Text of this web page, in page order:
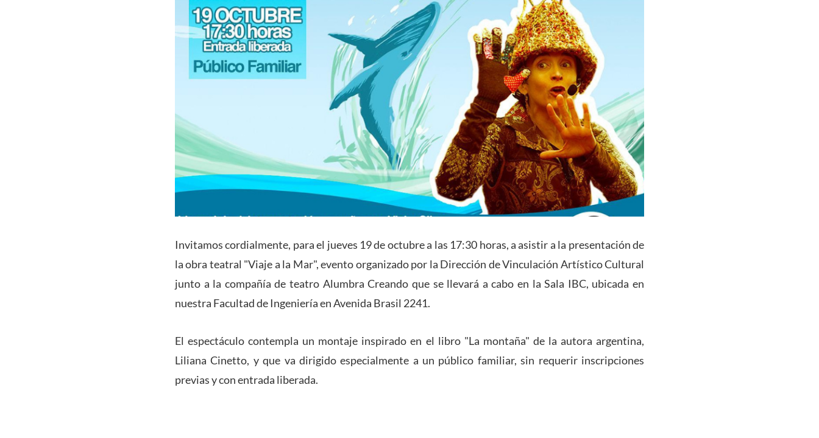
Invitamos cordialmente, para el jueves 19 de octubre a las 17:30 horas, a asistir a la presentación de
la obra teatral "Viaje a la Mar", evento organizado por la Dirección de Vinculación Artístico Cultural
junto a la compañía de teatro Alumbra Creando que se llevará a cabo en la Sala IBC, ubicada en
nuestra Facultad de Ingeniería en Avenida Brasil 2241.
El espectáculo contempla un montaje inspirado en el libro "La montaña" de la autora argentina,
Liliana Cinetto, y que va dirigido especialmente a un público familiar, sin requerir inscripciones
previas y con entrada liberada.